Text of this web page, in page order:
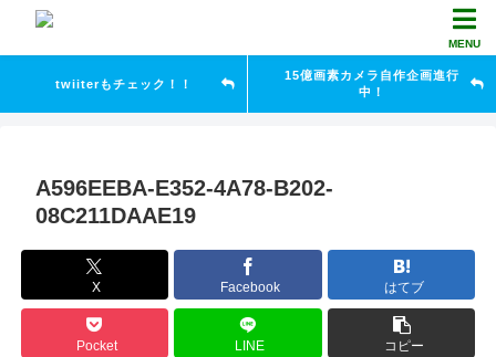
MENU
twiiterもチェック！！
15億画素カメラ自作企画進行
中！
A596EEBA-E352-4A78-B202-
08C211DAAE19
X Facebook はてブ
Pocket LINE コピー